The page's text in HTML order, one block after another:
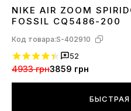
3637 38 39 4041424344 45
NIKE AIR ZOOM
FOSSIL CQ5486-200
Код товара:S-402910
52
4933 грн3859 грн